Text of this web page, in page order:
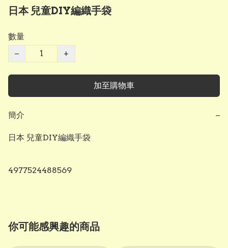
日本 兒童DIY編織手袋
數量
−
+
加至購物車
簡介 −
日本 兒童DIY編織手袋
4977524488569
你可能感興趣的商品